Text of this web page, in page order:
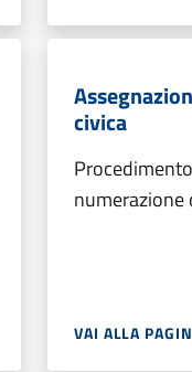
civica
numerazione
VAI ALLA